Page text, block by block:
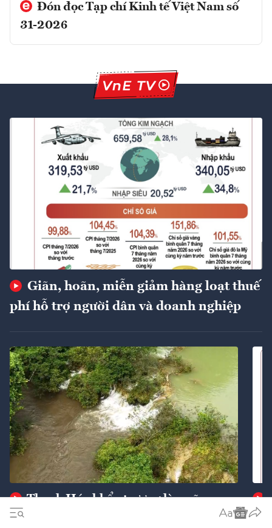
Đón đọc Tạp chí Kinh tế Việt Nam số
31-2026
Giãn, hoãn, miễn giảm hàng loạt thuế
phí hỗ trợ người dân và doanh nghiệp
Thanh Hóa khẩn trương làm rõ
nguyên nhân nước suối Xú đổi màu